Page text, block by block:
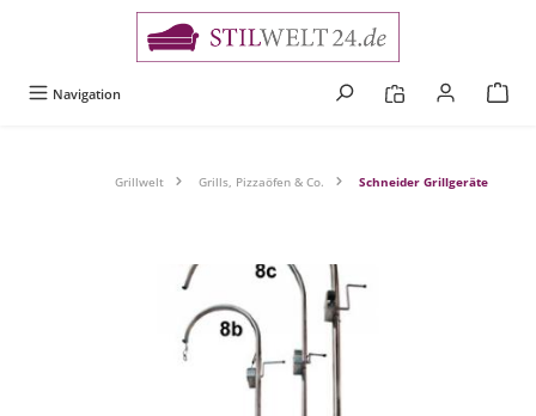
Navigation
Grillwelt Grills, Pizzaöfen & Co. Schneider Grillgeräte
Bildergalerie überspringen